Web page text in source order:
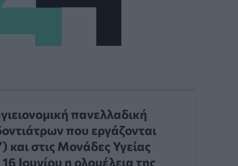
πανελλαδική
που εργάζονται
και στις Μονάδες Υγείας
Ιουνίου η ολομέλεια της